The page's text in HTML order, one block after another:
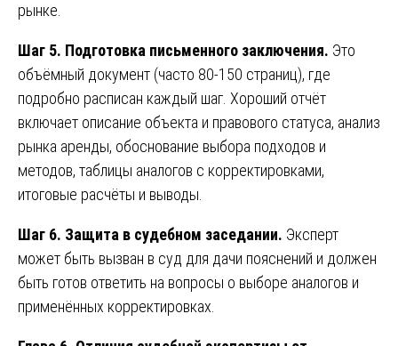
рынке.
Шаг 5. Подготовка письменного заключения. Это
объёмный документ (часто 80-150 страниц), где
подробно расписан каждый шаг. Хороший отчёт
включает описание объекта и правового статуса, анализ
рынка аренды, обоснование выбора подходов и
методов, таблицы аналогов с корректировками,
итоговые расчёты и выводы.
Шаг 6. Защита в судебном заседании. Эксперт
может быть вызван в суд для дачи пояснений и должен
быть готов ответить на вопросы о выборе аналогов и
применённых корректировках.